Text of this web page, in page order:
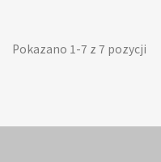
Pokazano 1-7 z 7 pozycji